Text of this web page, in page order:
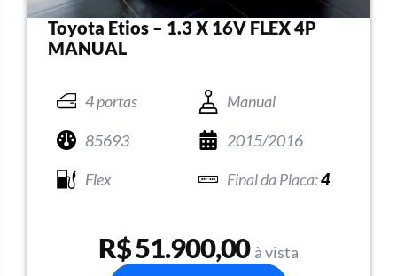
Toyota Etios – 1.3 X 16V FLEX 4P
MANUAL
4 portas
Manual
85693
2015/2016
Flex
4
R$ 51.900,00 à vista